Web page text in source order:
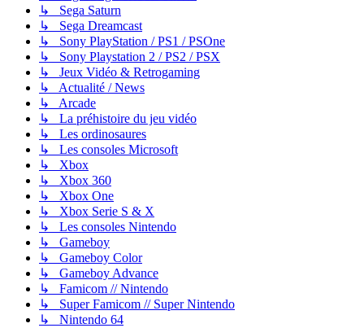
↳ Sega Saturn
↳ Sega Dreamcast
↳ Sony PlayStation / PS1 / PSOne
↳ Sony Playstation 2 / PS2 / PSX
↳ Jeux Vidéo & Retrogaming
↳ Actualité / News
↳ Arcade
↳ La préhistoire du jeu vidéo
↳ Les ordinosaures
↳ Les consoles Microsoft
↳ Xbox
↳ Xbox 360
↳ Xbox One
↳ Xbox Serie S & X
↳ Les consoles Nintendo
↳ Gameboy
↳ Gameboy Color
↳ Gameboy Advance
↳ Famicom // Nintendo
↳ Super Famicom // Super Nintendo
↳ Nintendo 64